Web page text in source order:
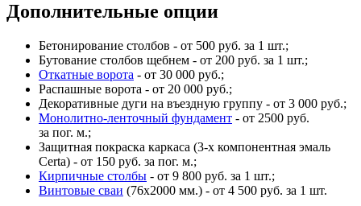
Дополнительные опции
Бетонирование столбов - от 500 руб. за 1 шт.;
Бутование столбов щебнем - от 200 руб. за 1 шт.;
Откатные ворота - от 30 000 руб.;
Распашные ворота - от 20 000 руб.;
Декоративные дуги на въездную группу - от 3 000 руб.;
Монолитно-ленточный фундамент - от 2500 руб.
за пог. м.;
Защитная покраска каркаса (3-х компонентная эмаль
Certa) - от 150 руб. за пог. м.;
Кирпичные столбы - от 9 800 руб. за 1 шт.;
Винтовые сваи (76x2000 мм.) - от 4 500 руб. за 1 шт.